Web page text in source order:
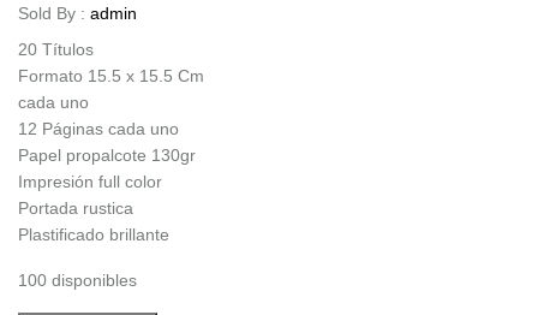
Sold By : admin
20 Títulos
Formato 15.5 x 15.5 Cm
cada uno
12 Páginas cada uno
Papel propalcote 130gr
Impresión full color
Portada rustica
Plastificado brillante
100 disponibles